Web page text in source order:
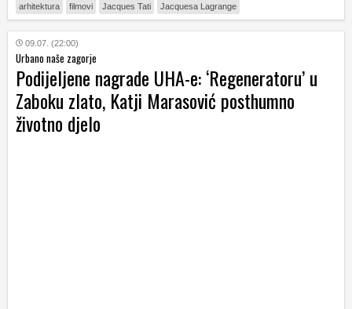
arhitektura filmovi Jacques Tati Jacquesa Lagrange
09.07. (22:00)
Urbano naše zagorje
Podijeljene nagrade UHA-e: ‘Regeneratoru’ u
Zaboku zlato, Katji Marasović posthumno
životno djelo